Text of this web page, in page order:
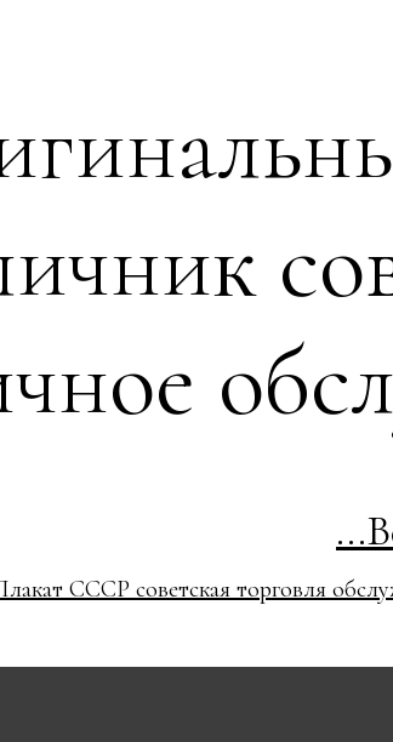
СССР советская торговля